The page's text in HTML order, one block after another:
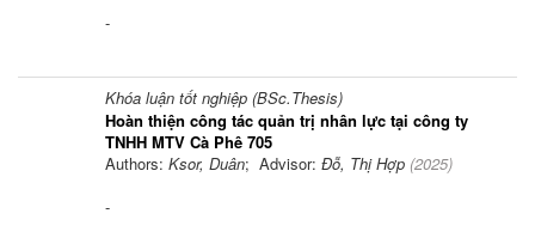
-
Khóa luận tốt nghiệp (BSc.Thesis)
Hoàn thiện công tác quản trị nhân lực tại công ty
TNHH MTV Cà Phê 705
Authors: Ksor, Duân; Advisor: Đỗ, Thị Hợp (2025)
-